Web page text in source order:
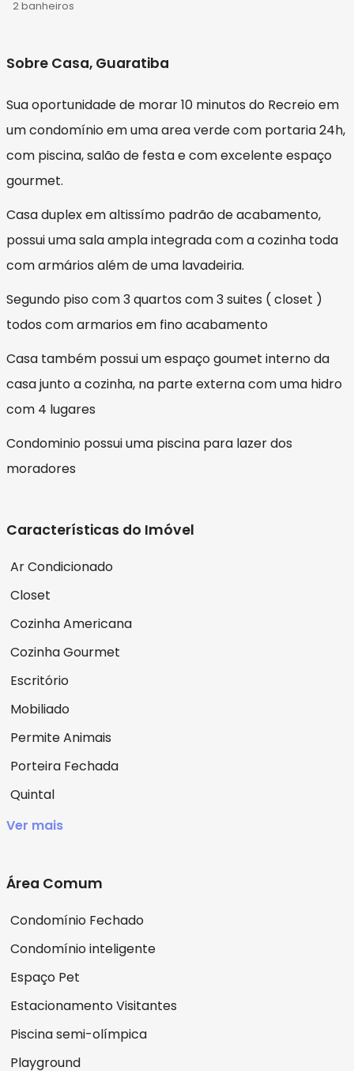
2 banheiros
Sobre Casa, Guaratiba
Sua oportunidade de morar 10 minutos do Recreio em
um condomínio em uma area verde com portaria 24h,
com piscina, salão de festa e com excelente espaço
gourmet.
Casa duplex em altissímo padrão de acabamento,
possui uma sala ampla integrada com a cozinha toda
com armários além de uma lavadeiria.
Segundo piso com 3 quartos com 3 suites ( closet )
todos com armarios em fino acabamento
Casa também possui um espaço goumet interno da
casa junto a cozinha, na parte externa com uma hidro
com 4 lugares
Condominio possui uma piscina para lazer dos
moradores
Características do Imóvel
Ar Condicionado
Closet
Cozinha Americana
Cozinha Gourmet
Escritório
Mobiliado
Permite Animais
Porteira Fechada
Quintal
Ver mais
Área Comum
Condomínio Fechado
Condomínio inteligente
Espaço Pet
Estacionamento Visitantes
Piscina semi-olímpica
Playground